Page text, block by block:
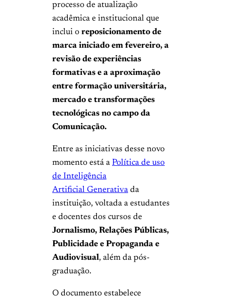
processo de atualização
acadêmica e institucional que
inclui o reposicionamento de
marca iniciado em fevereiro, a
revisão de experiências
formativas e a aproximação
entre formação universitária,
mercado e transformações
tecnológicas no campo da
Comunicação.
Entre as iniciativas desse novo
momento está a Política de uso
de Inteligência
Artificial Generativa da
instituição, voltada a estudantes
e docentes dos cursos de
Jornalismo, Relações Públicas,
Publicidade e Propaganda e
Audiovisual, além da pós-
graduação.
O documento estabelece